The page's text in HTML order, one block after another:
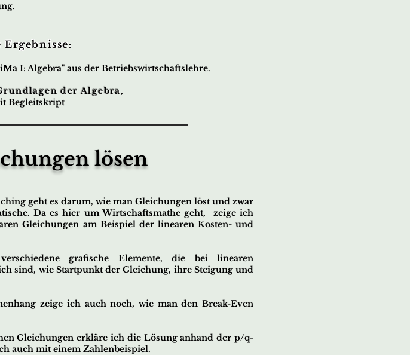
:
I: Algebra" aus der Betriebswirtschaftslehre.
der Algebra,
Begleitskript
lösen
geht es darum, wie man Gleichungen löst und zwar
Da es hier um Wirtschaftsmathe geht, zeige ich
Gleichungen am Beispiel der linearen Kosten- und
grafische Elemente, die bei linearen
sind, wie Startpunkt der Gleichung, ihre Steigung und
zeige ich auch noch, wie man den Break-Even
Gleichungen erkläre ich die Lösung anhand der p/q-
auch mit einem Zahlenbeispiel.